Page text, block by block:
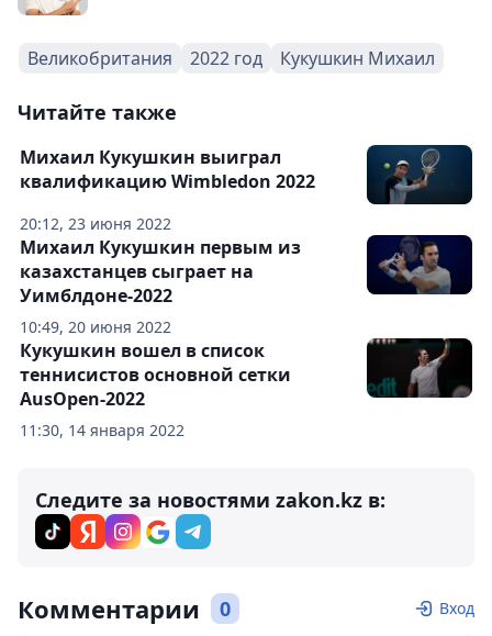
Великобритания 2022 год Кукушкин Михаил
Читайте также
20:12, 23 июня 2022
Михаил Кукушкин выиграл
квалификацию Wimbledon 2022
10:49, 20 июня 2022
Михаил Кукушкин первым из
казахстанцев сыграет на
Уимблдоне-2022
11:30, 14 января 2022
Кукушкин вошел в список
теннисистов основной сетки
AusOpen-2022
Следите за новостями zakon.kz в:
Комментарии 0 Вход